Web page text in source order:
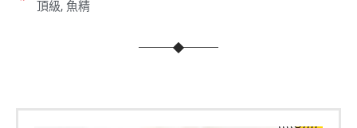
頂級, 魚精